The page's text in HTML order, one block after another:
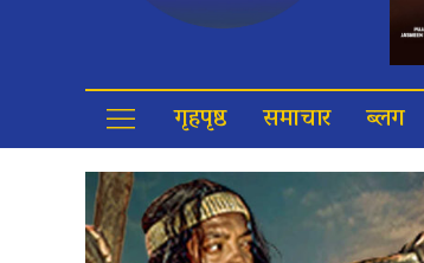
गृहपृष्ठ समाचार ब्लग